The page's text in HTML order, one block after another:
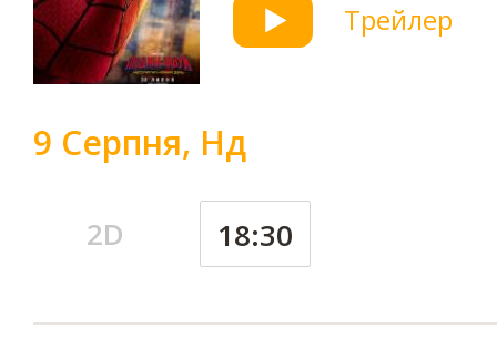
Трейлер
9 Серпня, Нд
2D 18:30